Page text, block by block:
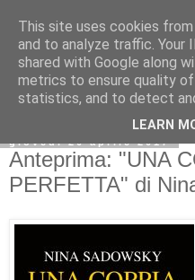
giovedì 20 aprile 2017
Anteprima: "UNA
PERFETTA" di
This site uses cookies
and to analyze traffic. Your
shared with Google along
metrics to ensure quality
statistics, and to detect
LEARN